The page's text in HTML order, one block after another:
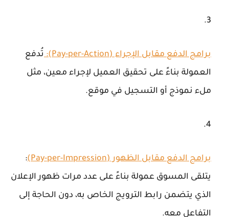
برامج الدفع مقابل الإجراء (Pay-per-Action) : تُدفع
العمولة بناءً على تحقيق العميل لإجراء معين، مثل
ملء نموذج أو التسجيل في موقع.
برامج الدفع مقابل الظهور (Pay-per-Impression)
:
يتلقى المسوق عمولة بناءً على عدد مرات ظهور الإعلان
الذي يتضمن رابط الترويج الخاص به، دون الحاجة إلى
التفاعل معه.